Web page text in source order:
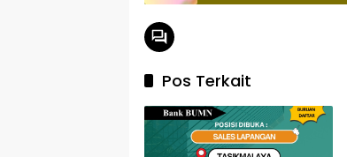
Pos Terkait